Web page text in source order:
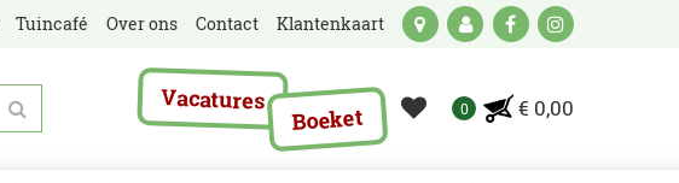
Tuincafé Over ons Contact Klantenkaart
Vacatures
Boeket € 0,00